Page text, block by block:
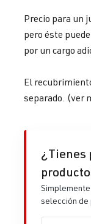
Precio para un
pero éste
por un cargo
El
separado. (ver
¿Tienes
selección de